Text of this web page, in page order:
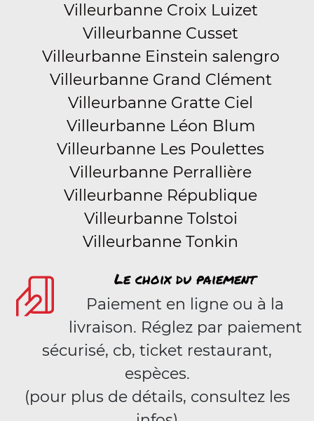
Villeurbanne Croix Luizet
Villeurbanne Cusset
Villeurbanne Einstein salengro
Villeurbanne Grand Clément
Villeurbanne Gratte Ciel
Villeurbanne Léon Blum
Villeurbanne Les Poulettes
Villeurbanne Perrallière
Villeurbanne République
Villeurbanne Tolstoi
Villeurbanne Tonkin
Le choix du paiement
Paiement en ligne ou à la
livraison. Réglez par paiement
sécurisé, cb, ticket restaurant,
espèces.
(pour plus de détails, consultez les